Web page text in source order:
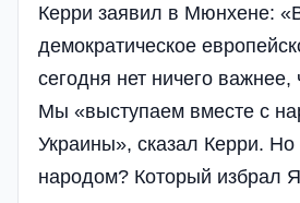
Керри заявил в Мюнхене:
демократическое
сегодня нет ничего важнее,
Мы «выступаем вместе с
Украины», сказал Керри. Но
народом? Который избрал